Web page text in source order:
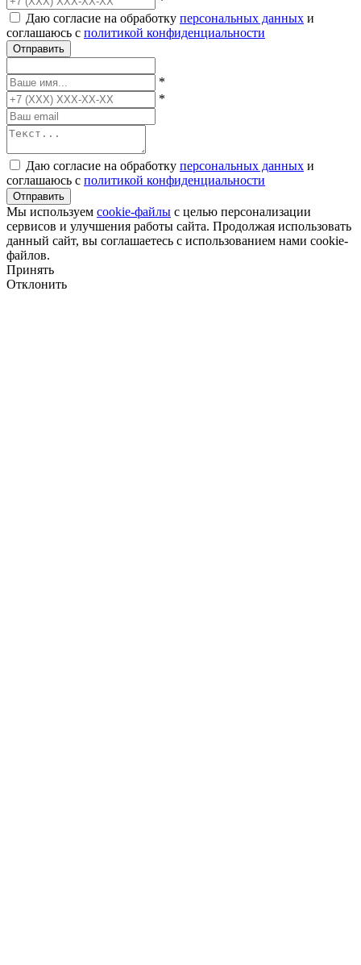
Даю согласие на обработку персональных данных и
соглашаюсь с политикой конфиденциальности
Отправить
*
*
Даю согласие на обработку персональных данных и
соглашаюсь с политикой конфиденциальности
Отправить
Мы используем cookie-файлы с целью персонализации
сервисов и улучшения работы сайта. Продолжая использовать
данный сайт, вы соглашаетесь с использованием нами cookie-
файлов.
Принять
Отклонить